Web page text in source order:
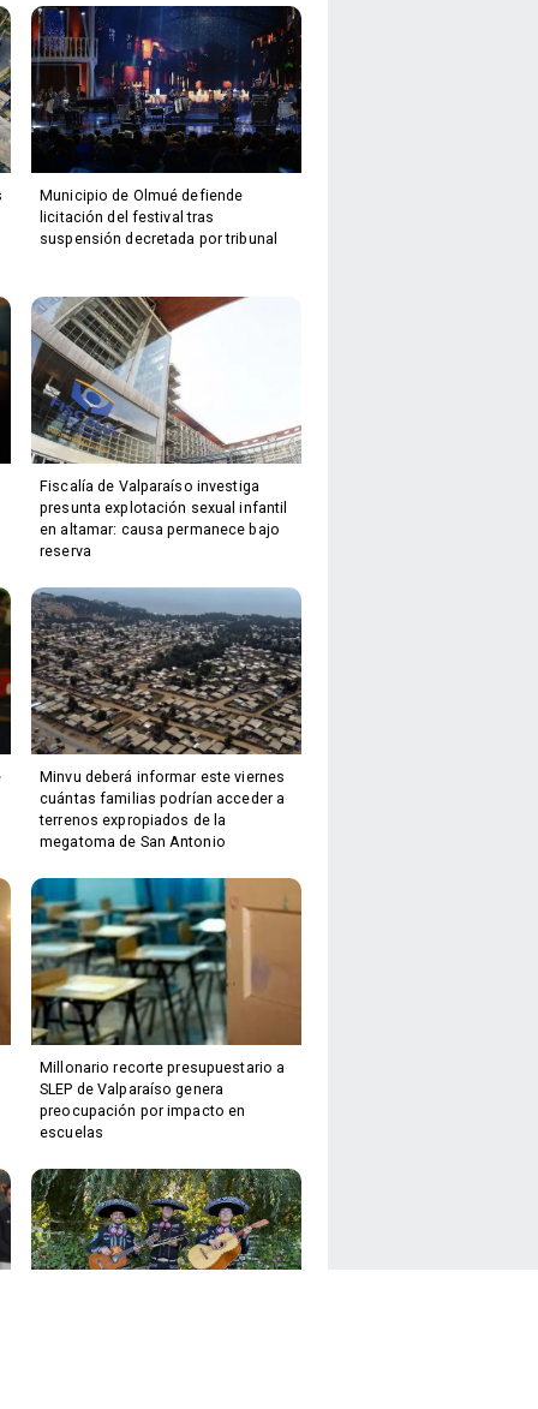
Municipio de Olmué defiende
licitación del festival tras
suspensión decretada por tribunal
Fiscalía de Valparaíso investiga
presunta explotación sexual infantil
en altamar: causa permanece bajo
reserva
Minvu deberá informar este viernes
cuántas familias podrían acceder a
terrenos expropiados de la
megatoma de San Antonio
Millonario recorte presupuestario a
SLEP de Valparaíso genera
preocupación por impacto en
escuelas